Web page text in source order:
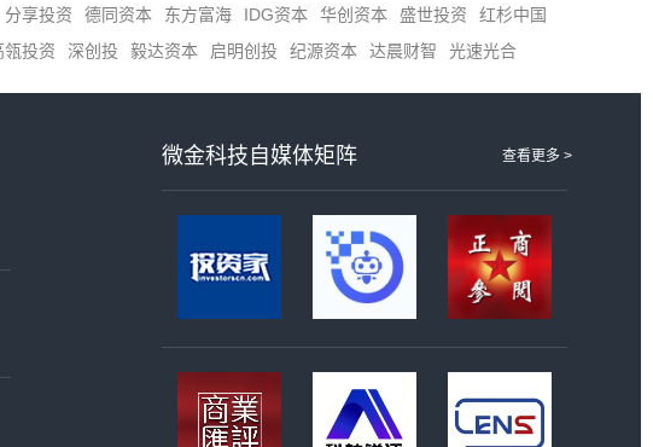
分享投资 德同资本 东方富海 IDG资本 华创资本 盛世投资
红杉中国
瓴投资 深创投 毅达资本 启明创投 纪源资本 达晨财智 光速光合
查看更多 >
微金科技自媒体矩阵